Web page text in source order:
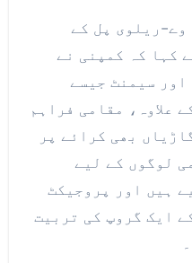
وے-ریلوی پل کے
کہا کہ کمپنی نے
اور سیمنٹ جیسے
علاوہ، مقامی فراہم
بھی کرائے پر
لوگوں کے لیے
ہیں اور پروجیکٹ
ایک گروپ کی تربیت